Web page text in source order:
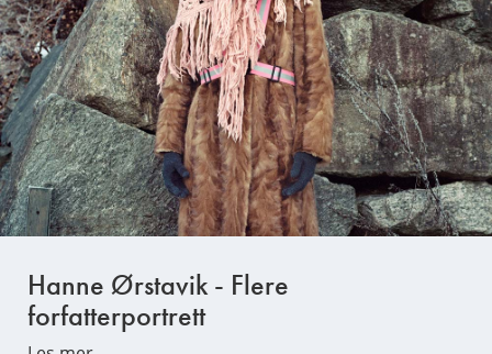
Hanne Ørstavik - Flere
forfatterportrett